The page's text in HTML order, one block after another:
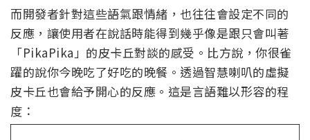
而開發者針對這些語氣跟情緒，也往往會設定不同的
反應，讓使用者在說話時能得到幾乎像是跟只會叫著
「PikaPika」的皮卡丘對談的感受。比方說，你很雀
躍的說你今晚吃了好吃的晚餐。透過智慧喇叭的虛擬
皮卡丘也會給予開心的反應。這是言語難以形容的程
度：